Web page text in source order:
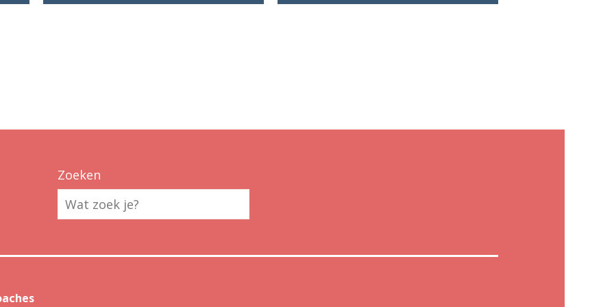
Zoeken